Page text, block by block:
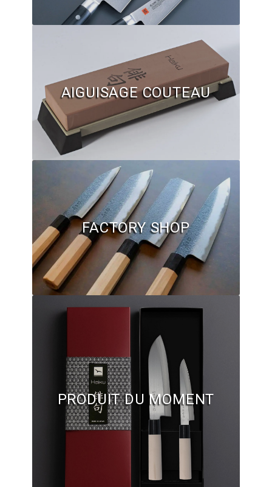
Mentions légales
Mon Compte
Partenaires
Politique de confidentialité
Politique en matière de remboursements et de retours
Questions / Réponses
Revue de presse
Téléchargements
Thank you for booking
AIGUISAGE COUTEAU
FACTORY SHOP
PRODUIT DU MOMENT